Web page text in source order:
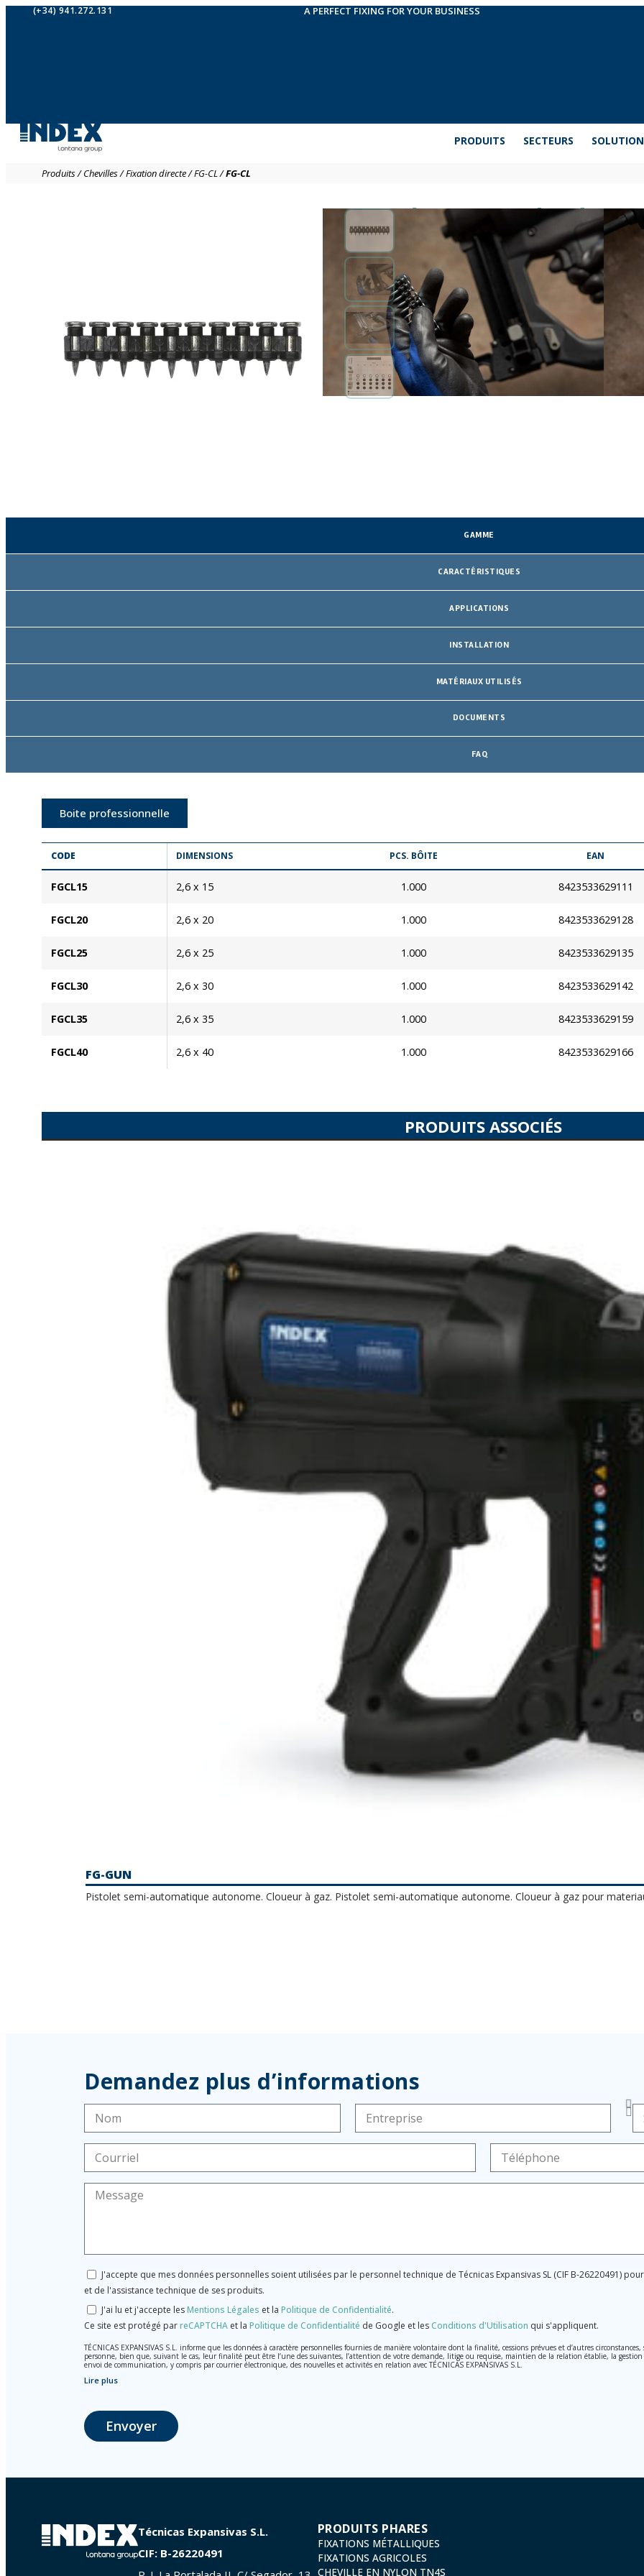
(+34) 941.272.131 A PERFECT FIXING FOR YOUR BUSINESS
PRODUITS SECTEURS
Produits/Chevilles/Fixation directe/FG-CL/FG-CL
Clous standard FG-
Clous pour cloueur à gaz, compatibles avec les
permettent de réaliser des fixations dans des
disponibles en différentes longueurs, à choisir
profondeur de clouage requise sur le matériau de
Amplifier les informations
GAMME
CARACTÉRISTIQUES
APPLICATIONS
INSTALLATION
MATÉRIAUX UTILISÉS
DOCUMENTS
FAQ
Boite professionnelle
CODE DIMENSIONS PCS. BÔITE EAN
FGCL15 2,6 x 15 1.000 8423533629111
FGCL20 2,6 x 20 1.000 8423533629128
FGCL25 2,6 x 25 1.000 8423533629135
FGCL30 2,6 x 30 1.000 8423533629142
FGCL35 2,6 x 35 1.000 8423533629159
FGCL40 2,6 x 40 1.000 8423533629166
PRODUITS ASSOCIÉS
FG-GUN
Pistolet semi-automatique autonome. Cloueur à gaz. Pistolet semi-automatique autonome. Cloueur à gaz pour
Demandez plus d’informations
J'accepte que mes données personnelles soient utilisées par le personnel technique de Técnicas Expansivas SL (CIF B-26220491)
et de l'assistance technique de ses produits.
J'ai lu et j'accepte lesMentions Légales et la Politique de Confidentialité.
Ce site est protégé parreCAPTCHA et la Politique de Confidentialité de Google et lesConditions d'Utilisation qui s'appliquent.
TÉCNICAS EXPANSIVAS S.L. informe que les données à caractère personnelles fournies de manière volontaire dont la finalité, cessions prévues et d’autres
personne, bien que, suivant le cas, leur finalité peut être l’une des suivantes, l’attention de votre demande, litige ou requise, maintien de la relation établie, la
envoi de communication, y compris par courrier électronique, des nouvelles et activités en relation avec TÉCNICAS EXPANSIVAS S.L.
Les données de nos fichiers sont absolument confidentielles et seront traitées avec la plus grande confidentialité et répondent à toutes les exigences prévues par la loi
L’usager peut à tout moment exercer son droit d'accès, de rectification, d'annulation et d'opposition en vertu des dispositions au Règlement Général sur la Protection
photocopie de votre pièce d’identité, à P.I. La Portalada II | c/ Segador 13, 26006 | Logroño (La Rioja).
Lire plus
Envoyer
Técnicas Expansivas S.L.
CIF: B-26220491
PRODUITS PHARES
FIXATIONS MÉTALLIQUES
FIXATIONS AGRICOLES
CHEVILLE EN NYLON TN4S